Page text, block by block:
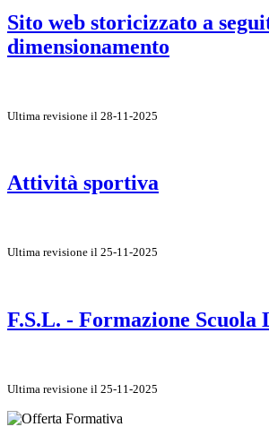
Sito web storicizzato a
dimensionamento
Ultima revisione il 28-11-2025
Attività sportiva
Ultima revisione il 25-11-2025
F.S.L. - Formazione Scuola
Ultima revisione il 25-11-2025